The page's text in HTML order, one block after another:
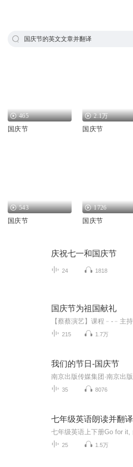
国庆节的英文文章并翻译
465
国庆节
2.1万
国庆节
543
国庆节
1726
国庆节
庆祝七一和国庆节
24 1818
国庆节为祖国献礼
215 1.7万
我们的节日-国庆节
35 8076
七年级英语朗读并翻译
25 1.5万